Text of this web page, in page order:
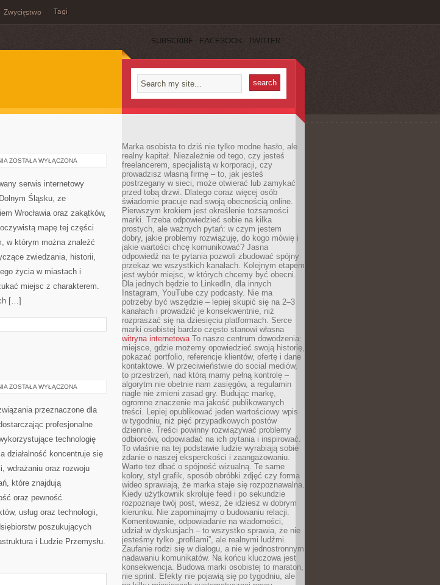
Zwycięstwo Tagi
SUBSCRIBE FACEBOOK TWITTER
BOLESŁAWIEC
ZOSTAŁA WYŁĄCZONA
serwis internetowy
Śląsku, ze
Wrocławia oraz zakątków,
mapę tej części
w którym można znaleźć
zwiedzania, historii,
życia w miastach i
miejsc z charakterem.
[…]
BEZPIECZEŃSTWO
ZOSTAŁA WYŁĄCZONA
przeznaczone dla
profesjonalne
technologię
działalność koncentruje się
wdrażaniu oraz rozwoju
które znajdują
oraz pewność
usług oraz technologii,
poszukujących
i Ludzie Przemysłu.
Marka osobista to dziś nie tylko modne hasło, ale
realny kapitał. Niezależnie od tego, czy jesteś
freelancerem, specjalistą w korporacji, czy
prowadzisz własną firmę – to, jak jesteś
postrzegany w sieci, może otwierać lub zamykać
przed tobą drzwi. Dlatego coraz więcej osób
świadomie pracuje nad swoją obecnością online.
Pierwszym krokiem jest określenie tożsamości
marki. Trzeba odpowiedzieć sobie na kilka
prostych, ale ważnych pytań: w czym jestem
dobry, jakie problemy rozwiązuję, do kogo mówię i
jakie wartości chcę komunikować? Jasna
odpowiedź na te pytania pozwoli zbudować spójny
przekaz we wszystkich kanałach. Kolejnym etapem
jest wybór miejsc, w których chcemy być obecni.
Dla jednych będzie to LinkedIn, dla innych
Instagram, YouTube czy podcasty. Nie ma
potrzeby być wszędzie – lepiej skupić się na 2–3
kanałach i prowadzić je konsekwentnie, niż
rozpraszać się na dziesięciu platformach. Serce
marki osobistej bardzo często stanowi własna
witryna internetowaTo nasze centrum dowodzenia:
miejsce, gdzie możemy opowiedzieć swoją historię,
pokazać portfolio, referencje klientów, ofertę i dane
kontaktowe. W przeciwieństwie do social mediów,
to przestrzeń, nad którą mamy pełną kontrolę –
algorytm nie obetnie nam zasięgów, a regulamin
nagle nie zmieni zasad gry. Budując markę,
ogromne znaczenie ma jakość publikowanych
treści. Lepiej opublikować jeden wartościowy wpis
w tygodniu, niż pięć przypadkowych postów
dziennie. Treści powinny rozwiązywać problemy
odbiorców, odpowiadać na ich pytania i inspirować.
To właśnie na tej podstawie ludzie wyrabiają sobie
zdanie o naszej eksperckości i zaangażowaniu.
Warto też dbać o spójność wizualną. Te same
kolory, styl grafik, sposób obróbki zdjęć czy forma
wideo sprawiają, że marka staje się rozpoznawalna.
Kiedy użytkownik skroluje feed i po sekundzie
rozpoznaje twój post, wiesz, że idziesz w dobrym
kierunku. Nie zapominajmy o budowaniu relacji.
Komentowanie, odpowiadanie na wiadomości,
udział w dyskusjach – to wszystko sprawia, że nie
jesteśmy tylko „profilami”, ale realnymi ludźmi.
Zaufanie rodzi się w dialogu, a nie w jednostronnym
nadawaniu komunikatów. Na końcu kluczowa jest
konsekwencja. Budowa marki osobistej to maraton,
nie sprint. Efekty nie pojawią się po tygodniu, ale